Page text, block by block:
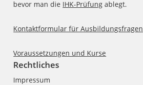
bevor man die IHK-Prüfung ablegt.
Kontaktformular für Ausbildungsfragen
Voraussetzungen und Kurse
Rechtliches
Impressum